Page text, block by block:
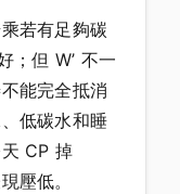
若有足夠碳
；但 W’ 不一
能完全抵消
低碳水和睡
CP 掉
壓低。